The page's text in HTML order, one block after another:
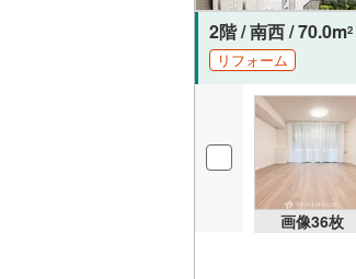
2階 / 南西 / 70.0m2
リフォーム
画像36枚